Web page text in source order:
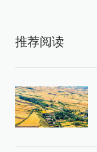
推荐阅读